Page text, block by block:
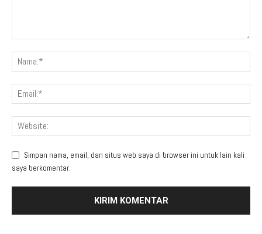
Simpan nama, email, dan situs web saya di browser ini untuk lain kali
saya berkomentar.